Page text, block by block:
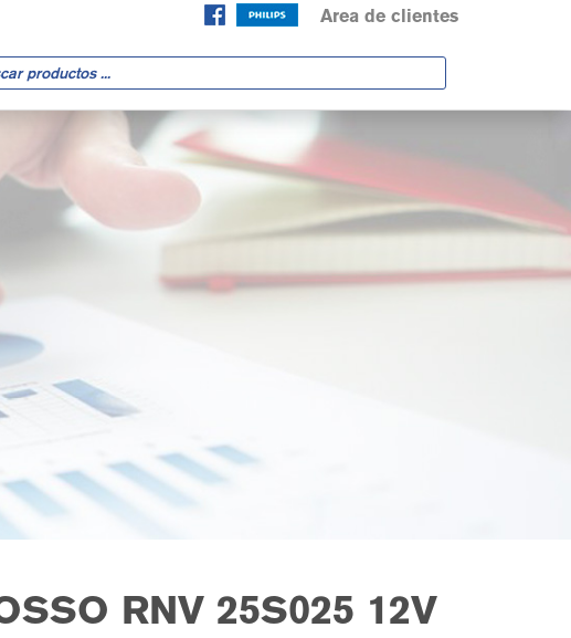
Area de clientes
RNV 25S025 12V